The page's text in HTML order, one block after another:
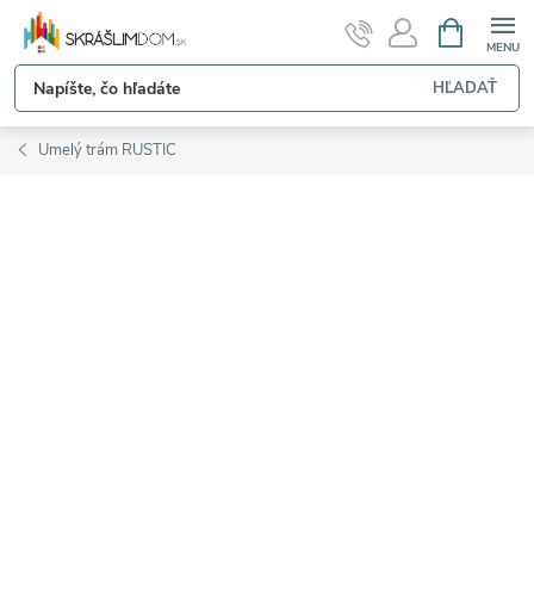
Prejsť
obsah
HĽADAŤ
KOŠÍK
Umelý trám RUSTIC